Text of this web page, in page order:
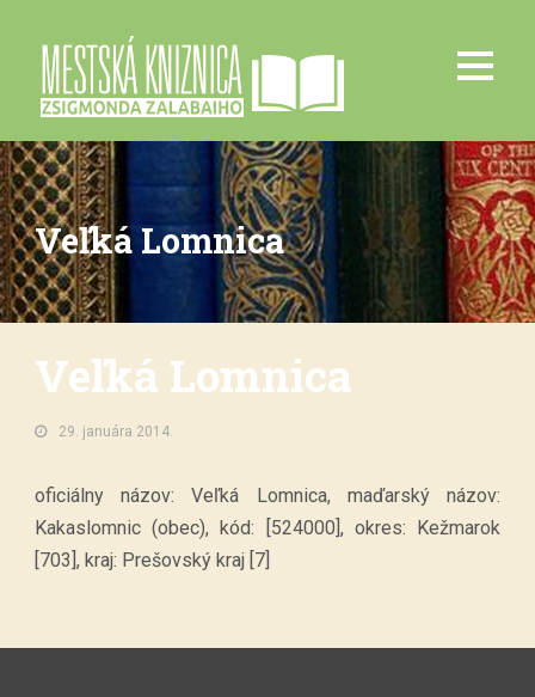
Veľká Lomnica
Veľká Lomnica
29. januára 2014.
oficiálny názov: Veľká Lomnica, maďarský názov:
Kakaslomnic (obec), kód: [524000], okres: Kežmarok
[703], kraj: Prešovský kraj [7]